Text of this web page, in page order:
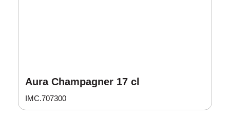
Aura Champagner 17 cl
IMC.707300